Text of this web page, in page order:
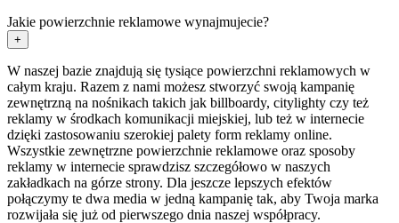
Jakie powierzchnie reklamowe wynajmujecie?
+
W naszej bazie znajdują się tysiące powierzchni reklamowych w
całym kraju. Razem z nami możesz stworzyć swoją kampanię
zewnętrzną na nośnikach takich jak billboardy, citylighty czy też
reklamy w środkach komunikacji miejskiej, lub też w internecie
dzięki zastosowaniu szerokiej palety form reklamy online.
Wszystkie zewnętrzne powierzchnie reklamowe oraz sposoby
reklamy w internecie sprawdzisz szczegółowo w naszych
zakładkach na górze strony. Dla jeszcze lepszych efektów
połączymy te dwa media w jedną kampanię tak, aby Twoja marka
rozwijała się już od pierwszego dnia naszej współpracy.